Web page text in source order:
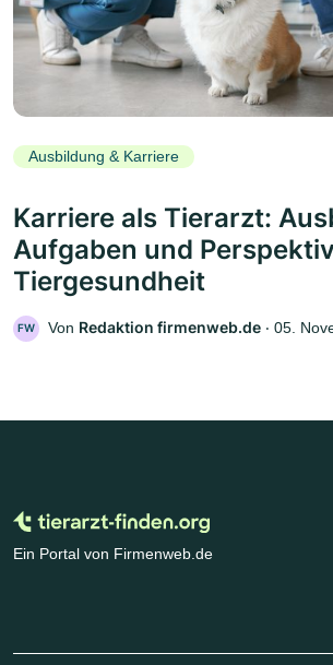
Ausbildung & Karriere
Karriere als Tierarzt:
Aufgaben und
Tiergesundheit
FW Von Redaktion firmenweb.de ‧ 05.
Ein Portal von Firmenweb.de